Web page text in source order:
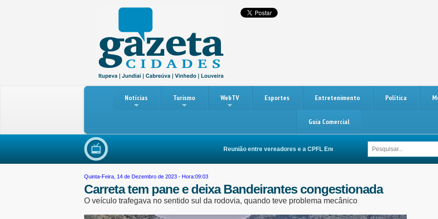
Notícias Turismo WebTV Esportes Entretenimento Política
Guia Comercial
Reunião entre vereadores e a CPFL Energia busca melhorias na rede elétrica de
Quinta-Feira, 14 de Dezembro de 2023 - Hora:09:03
Carreta tem pane e deixa Bandeirantes congestionada
O veículo trafegava no sentido sul da rodovia, quando teve problema mecânico